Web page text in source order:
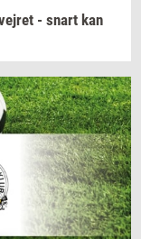
- snart kan